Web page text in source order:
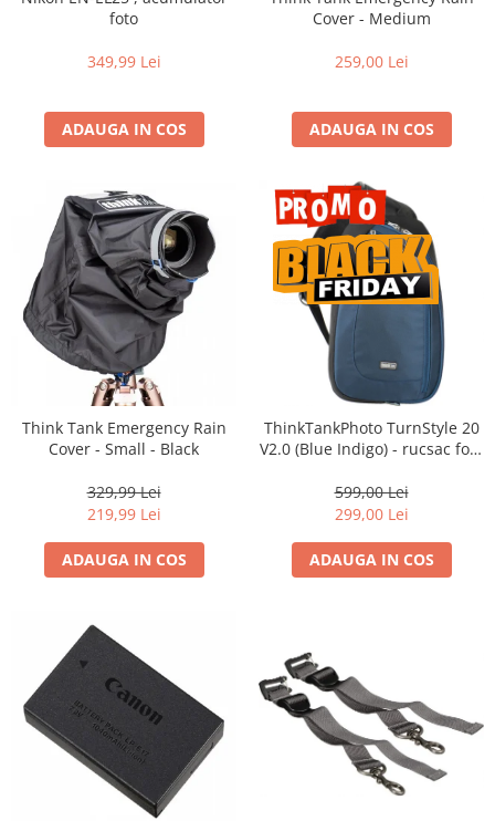
Accesorii diverse
foto
349,99 Lei
ADAUGA IN COS
Cover - Medium
259,00 Lei
ADAUGA IN COS
Think Tank Emergency Rain
Cover - Small - Black
329,99 Lei
219,99 Lei
ADAUGA IN COS
ThinkTankPhoto TurnStyle 20
V2.0 (Blue Indigo) - rucsac foto
599,00 Lei
299,00 Lei
ADAUGA IN COS